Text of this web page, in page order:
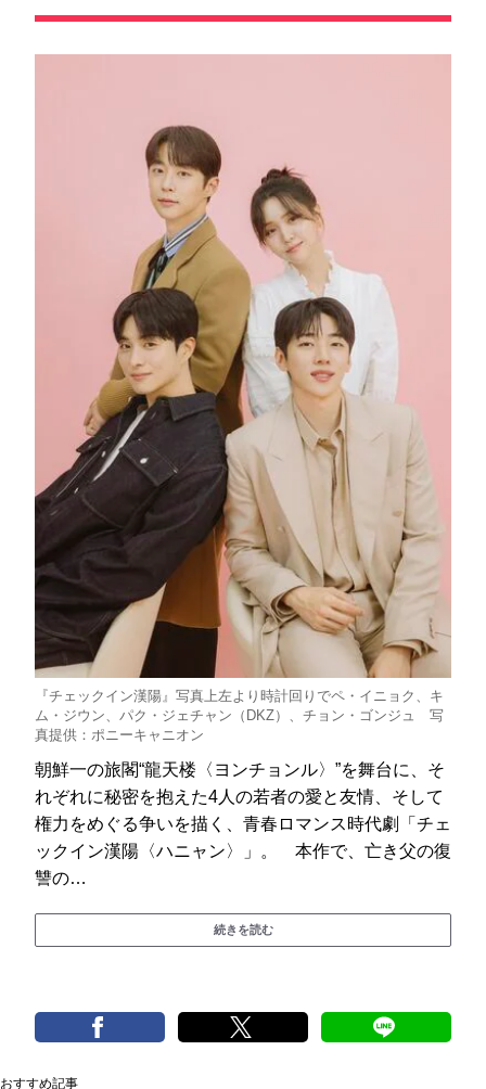
『チェックイン漢陽』写真上左より時計回りでペ・イニョク、キ
ム・ジウン、パク・ジェチャン（DKZ）、チョン・ゴンジュ 写
真提供：ポニーキャニオン
朝鮮一の旅閣“龍天楼〈ヨンチョンル〉”を舞台に、そ
れぞれに秘密を抱えた4人の若者の愛と友情、そして
権力をめぐる争いを描く、青春ロマンス時代劇「チェ
ックイン漢陽〈ハニャン〉」。 本作で、亡き父の復
讐の…
続きを読む
おすすめ記事